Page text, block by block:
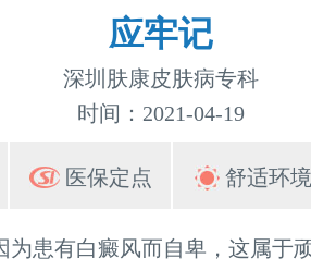
应牢记
深圳肤康皮肤病专科
时间：2021-04-19
医保定点 舒适环境
为患有白癜风而自卑，这属于